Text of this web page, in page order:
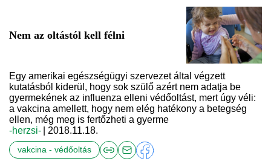
Nem az oltástól kell félni
Egy amerikai egészségügyi szervezet által végzett
kutatásból kiderül, hogy sok szülő azért nem adatja be
gyermekének az influenza elleni védőoltást, mert úgy véli:
a vakcina amellett, hogy nem elég hatékony a betegség
ellen, még meg is fertőzheti a gyerme
-herzsi-
| 2018.11.18.
vakcina - védőoltás